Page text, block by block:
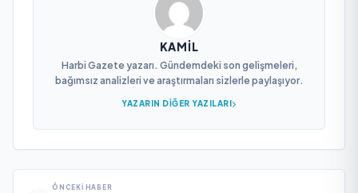
KAMIL
Harbi Gazete yazarı. Gündemdeki son gelişmeleri,
bağımsız analizleri ve araştırmaları sizlerle paylaşıyor.
YAZARIN DIĞER YAZILARI
ÖNCEKI HABER